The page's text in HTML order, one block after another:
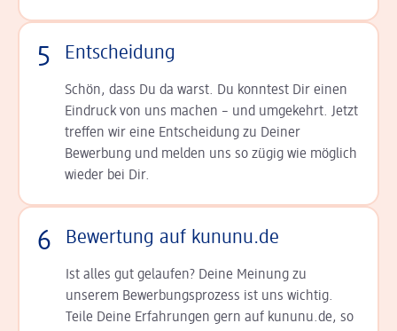
5 Entscheidung
Schön, dass Du da warst. Du konntest Dir einen
Ein­druck von uns machen – und umgekehrt. Jetzt
tref­fen wir eine Entscheidung zu Deiner
Bewerbung und melden uns so zügig wie möglich
wieder bei Dir.
6 Bewertung auf kununu.de
Ist alles gut gelaufen? Deine Meinung zu
unserem Bewerbungsprozess ist uns wichtig.
Teile Deine Erfahrungen gern auf kununu.de, so